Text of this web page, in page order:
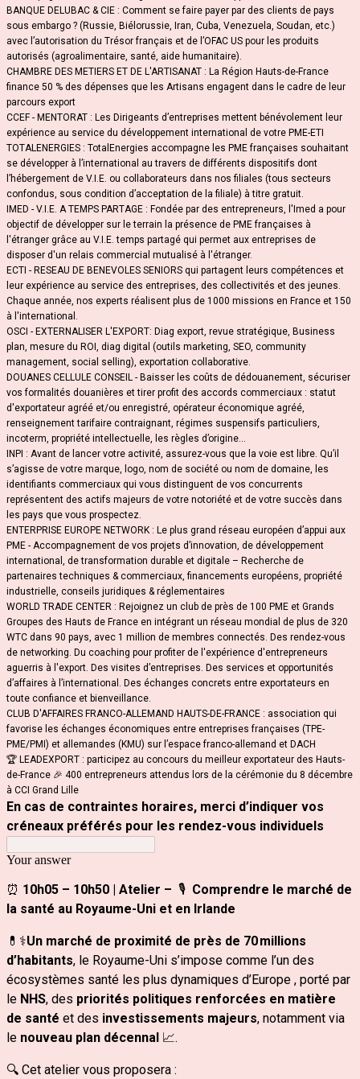
BANQUE DELUBAC & CIE : Comment se faire payer par des clients de pays
sous embargo ? (Russie, Biélorussie, Iran, Cuba, Venezuela, Soudan, etc.)
avec l’autorisation du Trésor français et de l’OFAC US pour les produits
autorisés (agroalimentaire, santé, aide humanitaire).
CHAMBRE DES METIERS ET DE L'ARTISANAT : La Région Hauts-de-France
finance 50 % des dépenses que les Artisans engagent dans le cadre de leur
parcours export
CCEF - MENTORAT : Les Dirigeants d’entreprises mettent bénévolement leur
expérience au service du développement international de votre PME-ETI
TOTALENERGIES : TotalEnergies accompagne les PME françaises souhaitant
se développer à l’international au travers de différents dispositifs dont
l’hébergement de V.I.E. ou collaborateurs dans nos filiales (tous secteurs
confondus, sous condition d’acceptation de la filiale) à titre gratuit.
IMED - V.I.E. A TEMPS PARTAGE : Fondée par des entrepreneurs, l'Imed a pour
objectif de développer sur le terrain la présence de PME françaises à
l'étranger grâce au V.I.E. temps partagé qui permet aux entreprises de
disposer d'un relais commercial mutualisé à l'étranger.
ECTI - RESEAU DE BENEVOLES SENIORS qui partagent leurs compétences et
leur expérience au service des entreprises, des collectivités et des jeunes.
Chaque année, nos experts réalisent plus de 1000 missions en France et 150
à l'international.
OSCI - EXTERNALISER L'EXPORT: Diag export, revue stratégique, Business
plan, mesure du ROI, diag digital (outils marketing, SEO, community
management, social selling), exportation collaborative.
DOUANES CELLULE CONSEIL - Baisser les coûts de dédouanement, sécuriser
vos formalités douanières et tirer profit des accords commerciaux : statut
d'exportateur agréé et/ou enregistré, opérateur économique agréé,
renseignement tarifaire contraignant, régimes suspensifs particuliers,
incoterm, propriété intellectuelle, les règles d’origine...
INPI : Avant de lancer votre activité, assurez-vous que la voie est libre. Qu’il
s’agisse de votre marque, logo, nom de société ou nom de domaine, les
identifiants commerciaux qui vous distinguent de vos concurrents
représentent des actifs majeurs de votre notoriété et de votre succès dans
les pays que vous prospectez.
ENTERPRISE EUROPE NETWORK : Le plus grand réseau européen d’appui aux
PME - Accompagnement de vos projets d’innovation, de développement
international, de transformation durable et digitale – Recherche de
partenaires techniques & commerciaux, financements européens, propriété
industrielle, conseils juridiques & réglementaires
WORLD TRADE CENTER : Rejoignez un club de près de 100 PME et Grands
Groupes des Hauts de France en intégrant un réseau mondial de plus de 320
WTC dans 90 pays, avec 1 million de membres connectés. Des rendez-vous
de networking. Du coaching pour profiter de l'expérience d'entrepreneurs
aguerris à l'export. Des visites d’entreprises. Des services et opportunités
d’affaires à l’international. Des échanges concrets entre exportateurs en
toute confiance et bienveillance.
CLUB D'AFFAIRES FRANCO-ALLEMAND HAUTS-DE-FRANCE : association qui
favorise les échanges économiques entre entreprises françaises (TPE-
PME/PMI) et allemandes (KMU) sur l’espace franco-allemand et DACH
🏆 LEADEXPORT : participez au concours du meilleur exportateur des Hauts-
de-France 🎉 400 entrepreneurs attendus lors de la cérémonie du 8 décembre
à CCI Grand Lille
En cas de contraintes horaires, merci d’indiquer vos
créneaux préférés pour les rendez-vous individuels
Your answer
⏰ 10h05 – 10h50 | Atelier – 🎙️ Comprendre le marché de
la santé au Royaume‑Uni et en Irlande
💊⚕️Un marché de proximité de près de 70 millions
d’habitants, le Royaume‑Uni s’impose comme l’un des
écosystèmes santé les plus dynamiques d’Europe , porté par
le NHS, des priorités politiques renforcées en matière
de santé et des investissements majeurs, notamment via
le nouveau plan décennal 📈.
🔍 Cet atelier vous proposera :